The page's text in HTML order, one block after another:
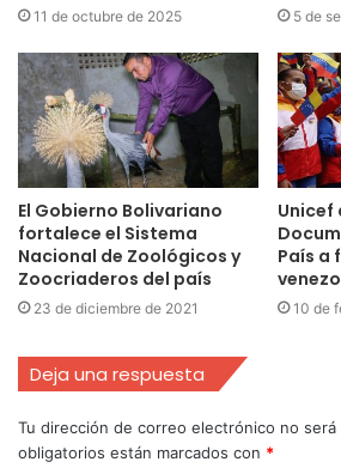
11 de octubre de 2025 5 de
El Gobierno Bolivariano
fortalece el Sistema
Nacional de Zoológicos y
Zoocriaderos del país
23 de diciembre de 2021
Unicef
País a
10 de
Deja una respuesta
Tu dirección de correo electrónico no será
obligatorios están marcados con *